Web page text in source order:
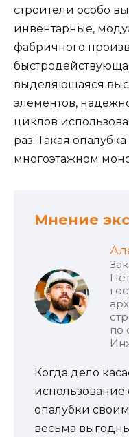
строители особо
инвентарные,
фабричного
выделяющаяся
элементов,
циклов
раз. Такая
многоэтажном
Мнение
по
Когда дело
опалубки
весьма